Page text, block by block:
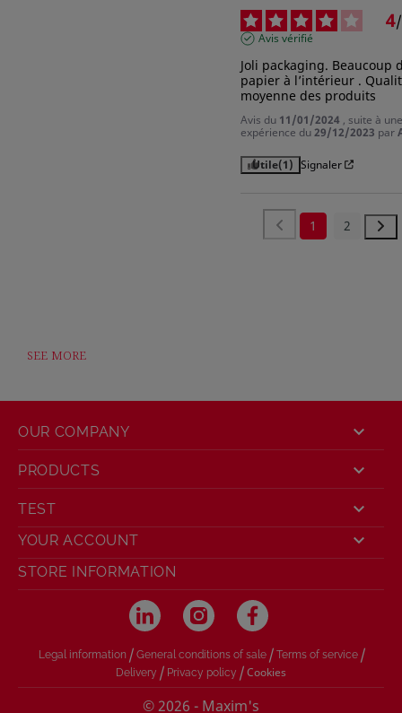
4/
Avis vérifié
Joli packaging. Beaucoup
papier à l’intérieur .
moyenne des produits
Avis du 11/01/2024 , suite à une
expérience du29/12/2023 par
Utile(1) Signaler
1 2
SEE MORE
PRODUCTS 
OUR COMPANY 
TEST 
YOUR ACCOUNT 
STORE INFORMATION
Legal information / General conditions of sale / Terms of service /
Delivery / Privacy policy /Cookies
© 2026 - Maxim's